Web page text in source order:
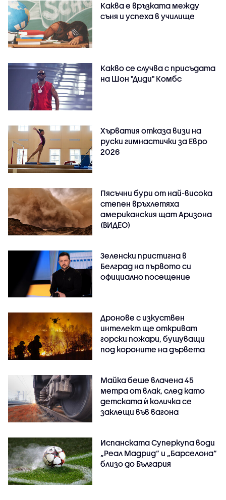
Каква е връзката между
съня и успеха в училище
Какво се случва с присъдата
на Шон "Диди" Комбс
Хърватия отказа визи на
руски гимнастички за Евро
2026
Пясъчни бури от най-висока
степен връхлетяха
американския щат Аризона
(ВИДЕО)
Зеленски пристигна в
Белград на първото си
официално посещение
Дронове с изкуствен
интелект ще откриват
горски пожари, бушуващи
под короните на дървета
Майка беше влачена 45
метра от влак, след като
детската ѝ количка се
заклещи във вагона
Испанската Суперкупа води
„Реал Мадрид“ и „Барселона“
близо до България